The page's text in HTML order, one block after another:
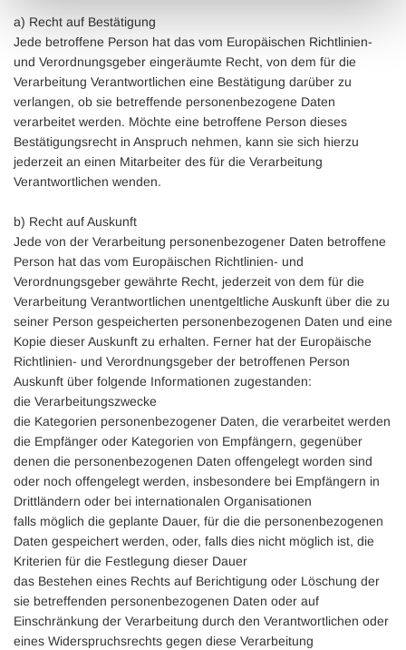
a) Recht auf Bestätigung
Jede betroffene Person hat das vom Europäischen Richtlinien-
und Verordnungsgeber eingeräumte Recht, von dem für die
Verarbeitung Verantwortlichen eine Bestätigung darüber zu
verlangen, ob sie betreffende personenbezogene Daten
verarbeitet werden. Möchte eine betroffene Person dieses
Bestätigungsrecht in Anspruch nehmen, kann sie sich hierzu
jederzeit an einen Mitarbeiter des für die Verarbeitung
Verantwortlichen wenden.
b) Recht auf Auskunft
Jede von der Verarbeitung personenbezogener Daten betroffene
Person hat das vom Europäischen Richtlinien- und
Verordnungsgeber gewährte Recht, jederzeit von dem für die
Verarbeitung Verantwortlichen unentgeltliche Auskunft über die zu
seiner Person gespeicherten personenbezogenen Daten und eine
Kopie dieser Auskunft zu erhalten. Ferner hat der Europäische
Richtlinien- und Verordnungsgeber der betroffenen Person
Auskunft über folgende Informationen zugestanden:
die Verarbeitungszwecke
die Kategorien personenbezogener Daten, die verarbeitet werden
die Empfänger oder Kategorien von Empfängern, gegenüber
denen die personenbezogenen Daten offengelegt worden sind
oder noch offengelegt werden, insbesondere bei Empfängern in
Drittländern oder bei internationalen Organisationen
falls möglich die geplante Dauer, für die die personenbezogenen
Daten gespeichert werden, oder, falls dies nicht möglich ist, die
Kriterien für die Festlegung dieser Dauer
das Bestehen eines Rechts auf Berichtigung oder Löschung der
sie betreffenden personenbezogenen Daten oder auf
Einschränkung der Verarbeitung durch den Verantwortlichen oder
eines Widerspruchsrechts gegen diese Verarbeitung